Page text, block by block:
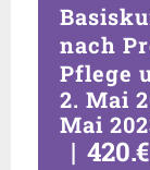
nach
Pflege
2. Mai
Mai
| 420.€